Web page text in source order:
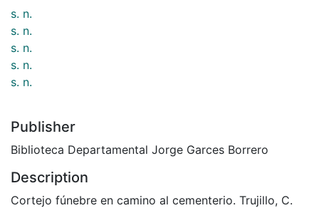
s. n.
s. n.
s. n.
s. n.
s. n.
Publisher
Biblioteca Departamental Jorge Garces Borrero
Description
Cortejo fúnebre en camino al cementerio. Trujillo, C.